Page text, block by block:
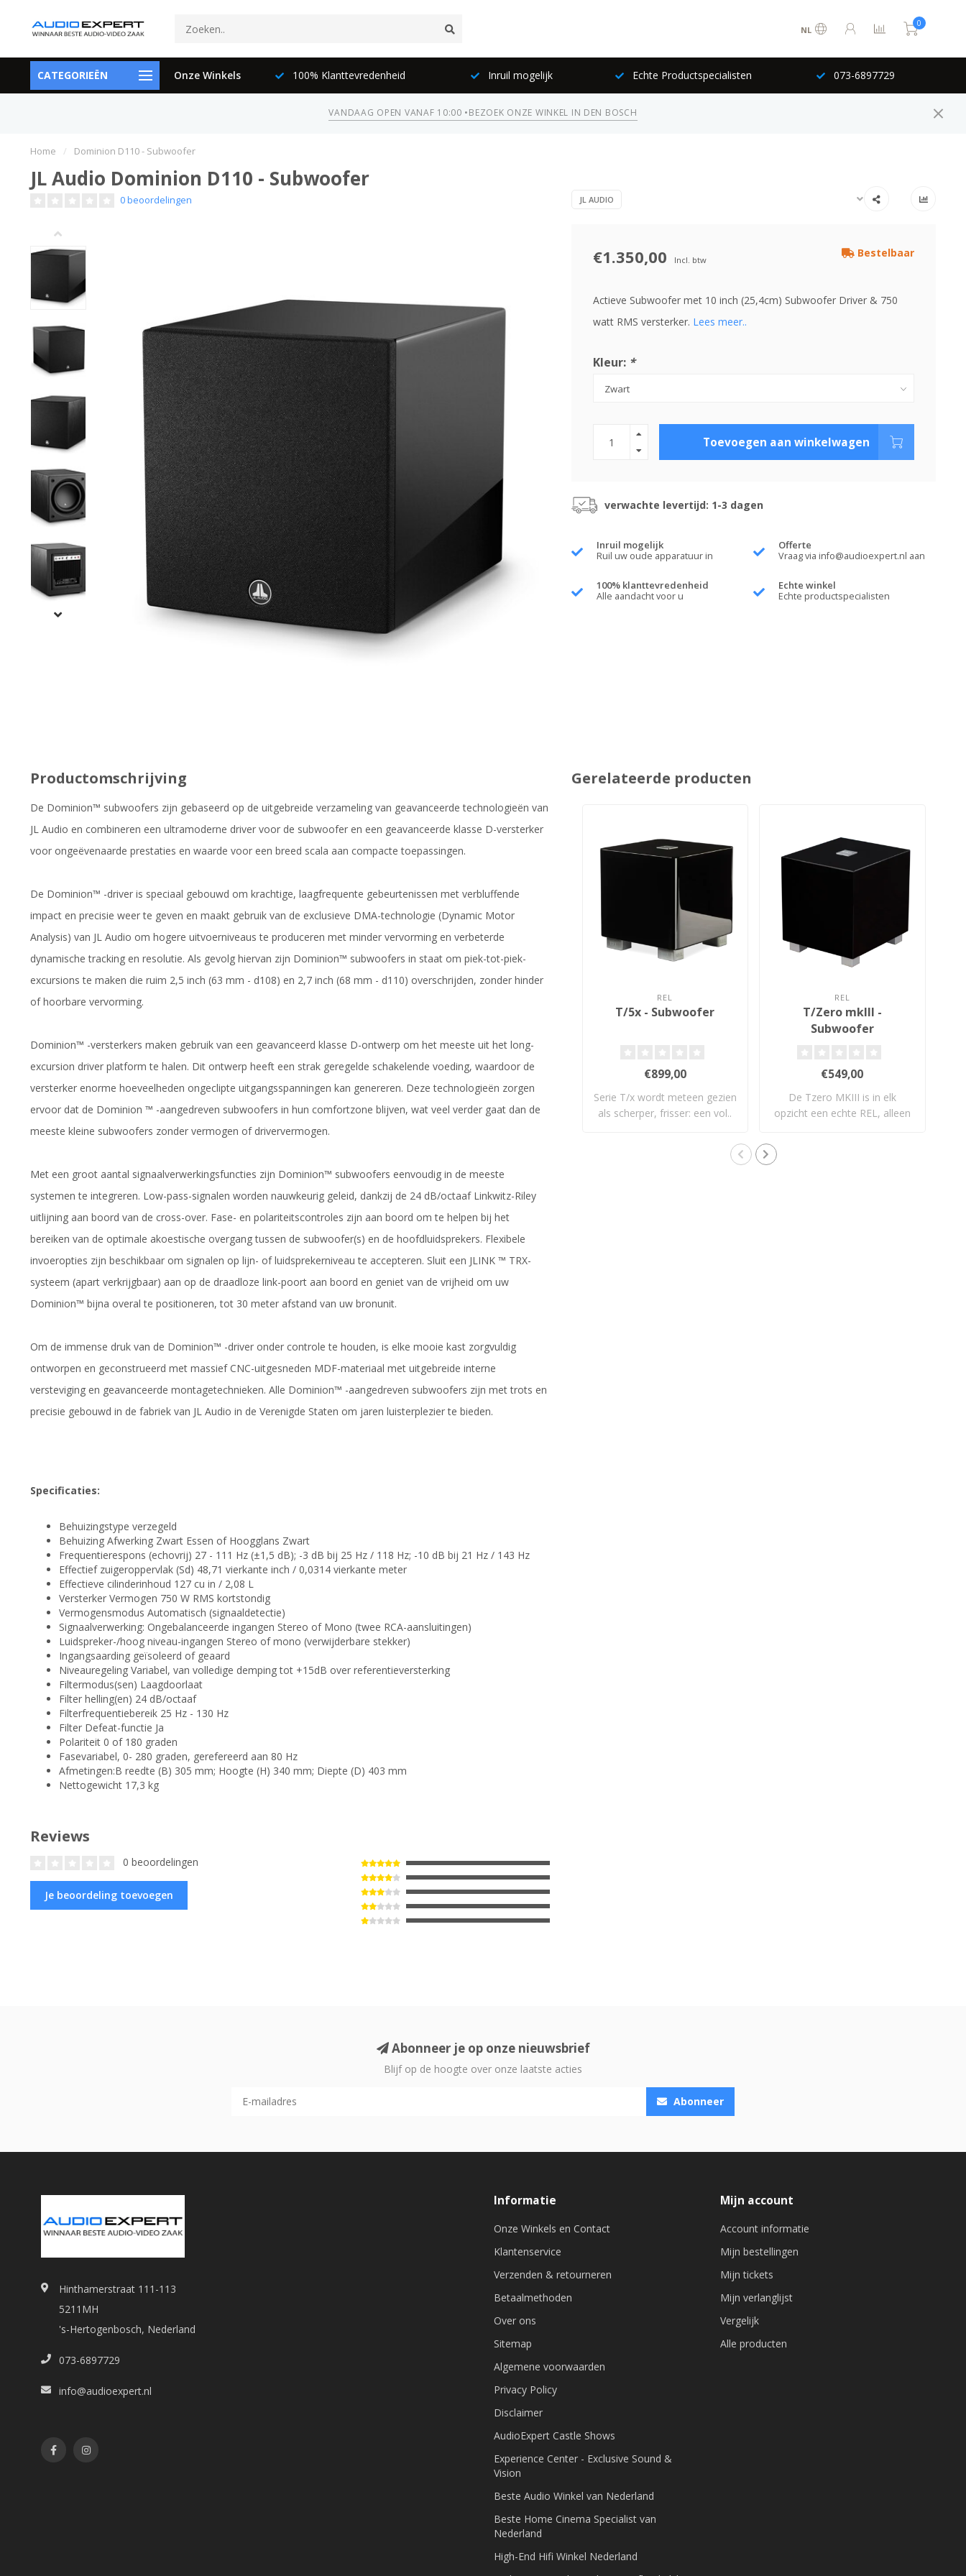
NL
0
CATEGORIEËN Onze Winkels
073-6897729 100% Klanttevredenheid Inruil mogelijk Echte Productspecialisten 073-6897729
VANDAAG OPEN VANAF 10:00 •BEZOEK ONZE WINKEL IN DEN BOSCH
Home / Dominion D110 - Subwoofer
JL Audio Dominion D110 - Subwoofer
0 beoordelingen JL AUDIO
€1.350,00 Incl. btw
Bestelbaar
Actieve Subwoofer met 10 inch (25,4cm) Subwoofer Driver & 750
watt RMS versterker. Lees meer..
Kleur: *
Toevoegen aan winkelwagen
verwachte levertijd: 1-3 dagen
Inruil mogelijk
Ruil uw oude apparatuur in
Offerte
Vraag via info@audioexpert.nl aan
100% klanttevredenheid
Alle aandacht voor u
Echte winkel
Echte productspecialisten
Productomschrijving
De Dominion™ subwoofers zijn gebaseerd op de uitgebreide verzameling van geavanceerde technologieën van
JL Audio en combineren een ultramoderne driver voor de subwoofer en een geavanceerde klasse D-versterker
voor ongeëvenaarde prestaties en waarde voor een breed scala aan compacte toepassingen.
De Dominion™ -driver is speciaal gebouwd om krachtige, laagfrequente gebeurtenissen met verbluffende
impact en precisie weer te geven en maakt gebruik van de exclusieve DMA-technologie (Dynamic Motor
Analysis) van JL Audio om hogere uitvoerniveaus te produceren met minder vervorming en verbeterde
dynamische tracking en resolutie. Als gevolg hiervan zijn Dominion™ subwoofers in staat om piek-tot-piek-
excursions te maken die ruim 2,5 inch (63 mm - d108) en 2,7 inch (68 mm - d110) overschrijden, zonder hinder
of hoorbare vervorming.
Dominion™ -versterkers maken gebruik van een geavanceerd klasse D-ontwerp om het meeste uit het long-
excursion driver platform te halen. Dit ontwerp heeft een strak geregelde schakelende voeding, waardoor de
versterker enorme hoeveelheden ongeclipte uitgangsspanningen kan genereren. Deze technologieën zorgen
ervoor dat de Dominion ™ -aangedreven subwoofers in hun comfortzone blijven, wat veel verder gaat dan de
meeste kleine subwoofers zonder vermogen of driververmogen.
Met een groot aantal signaalverwerkingsfuncties zijn Dominion™ subwoofers eenvoudig in de meeste
systemen te integreren. Low-pass-signalen worden nauwkeurig geleid, dankzij de 24 dB/octaaf Linkwitz-Riley
uitlijning aan boord van de cross-over. Fase- en polariteitscontroles zijn aan boord om te helpen bij het
bereiken van de optimale akoestische overgang tussen de subwoofer(s) en de hoofdluidsprekers. Flexibele
invoeropties zijn beschikbaar om signalen op lijn- of luidsprekerniveau te accepteren. Sluit een JLINK ™ TRX-
systeem (apart verkrijgbaar) aan op de draadloze link-poort aan boord en geniet van de vrijheid om uw
Dominion™ bijna overal te positioneren, tot 30 meter afstand van uw bronunit.
Om de immense druk van de Dominion™ -driver onder controle te houden, is elke mooie kast zorgvuldig
ontworpen en geconstrueerd met massief CNC-uitgesneden MDF-materiaal met uitgebreide interne
versteviging en geavanceerde montagetechnieken. Alle Dominion™ -aangedreven subwoofers zijn met trots en
precisie gebouwd in de fabriek van JL Audio in de Verenigde Staten om jaren luisterplezier te bieden.
Specificaties:
Behuizingstype verzegeld
Behuizing Afwerking Zwart Essen of Hoogglans Zwart
Frequentierespons (echovrij) 27 - 111 Hz (±1,5 dB); -3 dB bij 25 Hz / 118 Hz; -10 dB bij 21 Hz / 143 Hz
Effectief zuigeroppervlak (Sd) 48,71 vierkante inch / 0,0314 vierkante meter
Effectieve cilinderinhoud 127 cu in / 2,08 L
Versterker Vermogen 750 W RMS kortstondig
Vermogensmodus Automatisch (signaaldetectie)
Signaalverwerking: Ongebalanceerde ingangen Stereo of Mono (twee RCA-aansluitingen)
Luidspreker-/hoog niveau-ingangen Stereo of mono (verwijderbare stekker)
Ingangsaarding geïsoleerd of geaard
Niveauregeling Variabel, van volledige demping tot +15dB over referentieversterking
Filtermodus(sen) Laagdoorlaat
Filter helling(en) 24 dB/octaaf
Filterfrequentiebereik 25 Hz - 130 Hz
Filter Defeat-functie Ja
Polariteit 0 of 180 graden
Fasevariabel, 0- 280 graden, gerefereerd aan 80 Hz
Afmetingen:B reedte (B) 305 mm; Hoogte (H) 340 mm; Diepte (D) 403 mm
Nettogewicht 17,3 kg
Reviews
0 beoordelingen
Je beoordeling toevoegen
Gerelateerde producten
REL
T/5x - Subwoofer
€899,00
Serie T/x wordt meteen gezien
als scherper, frisser: een vol..
REL
T/Zero mkIII -
Subwoofer
€549,00
De Tzero MKIII is in elk
opzicht een echte REL, alleen
Abonneer je op onze nieuwsbrief
Blijf op de hoogte over onze laatste acties
Abonneer
Hinthamerstraat 111-113
5211MH
's-Hertogenbosch, Nederland
073-6897729
info@audioexpert.nl
Informatie
Onze Winkels en Contact
Klantenservice
Verzenden & retourneren
Betaalmethoden
Over ons
Sitemap
Algemene voorwaarden
Privacy Policy
Disclaimer
AudioExpert Castle Shows
Experience Center - Exclusive Sound &
Vision
Beste Audio Winkel van Nederland
Beste Home Cinema Specialist van
Nederland
High-End Hifi Winkel Nederland
Mijn account
Account informatie
Mijn bestellingen
Mijn tickets
Mijn verlanglijst
Vergelijk
Alle producten